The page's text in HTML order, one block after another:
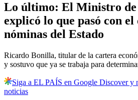
Lo último: El Ministro de
explicó lo que pasó con el
nóminas del Estado
Ricardo Bonilla, titular de la cartera
y sostuvo que ya se trabaja para
Siga a EL PAÍS en Google Discover y
noticias